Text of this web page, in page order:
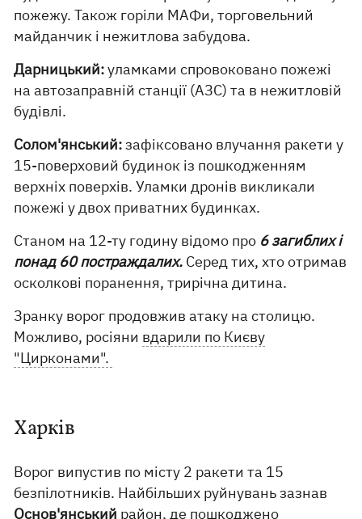
пожежу. Також горіли МАФи, торговельний
майданчик і нежитлова забудова.
Дарницький:уламками спровоковано пожежі
на автозаправній станції (АЗС) та в нежитловій
будівлі.
Солом'янський:зафіксовано влучання ракети у
15-поверховий будинок із пошкодженням
верхніх поверхів. Уламки дронів викликали
пожежі у двох приватних будинках.
Станом на 12-ту годину відомо про 6 загиблих і
понад 60 постраждалих. Серед тих, хто отримав
осколкові поранення, трирічна дитина.
Зранку ворог продовжив атаку на столицю.
Можливо, росіяни вдарили по Києву
"Цирконами".
Харків
Ворог випустив по місту 2 ракети та 15
безпілотників. Найбільших руйнувань зазнав
Основ'янський район, де пошкоджено